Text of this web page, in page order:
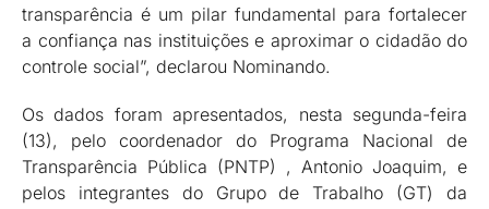
transparência é um pilar fundamental para fortalecer
a confiança nas instituições e aproximar o cidadão do
controle social”, declarou Nominando.
Os dados foram apresentados, nesta segunda-feira
(13), pelo coordenador do Programa Nacional de
Transparência Pública (PNTP) , Antonio Joaquim, e
pelos integrantes do Grupo de Trabalho (GT) da